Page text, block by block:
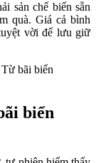
sản chế biến sẵn
quà. Giá cả bình
vời để lưu giữ
biển